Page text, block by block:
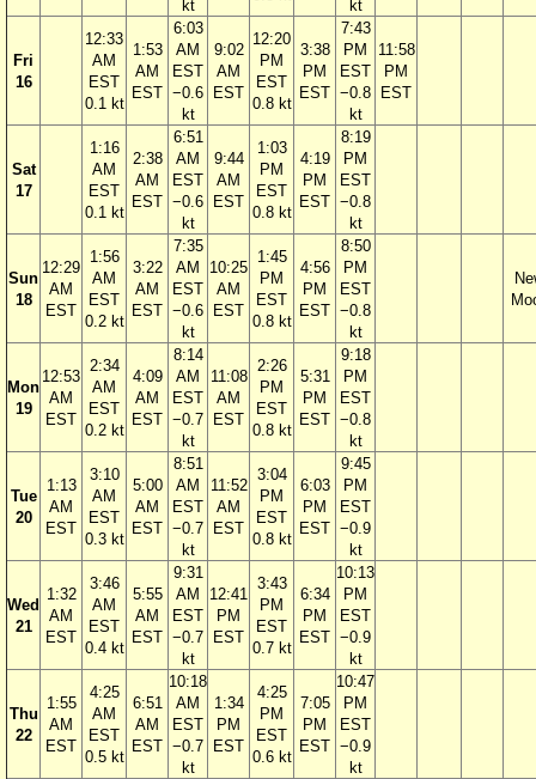
kt
kt
Fri
16
12:33
AM
EST
0.1 kt
1:53
AM
EST
6:03
AM
EST
−0.6
kt
9:02
AM
EST
12:20
PM
EST
0.8 kt
3:38
PM
EST
7:43
PM
EST
−0.8
kt
11:58
PM
EST
Sat
17
1:16
AM
EST
0.1 kt
2:38
AM
EST
6:51
AM
EST
−0.6
kt
9:44
AM
EST
1:03
PM
EST
0.8 kt
4:19
PM
EST
8:19
PM
EST
−0.8
kt
Sun
18
12:29
AM
EST
1:56
AM
EST
0.2 kt
3:22
AM
EST
7:35
AM
EST
−0.6
kt
10:25
AM
EST
1:45
PM
EST
0.8 kt
4:56
PM
EST
8:50
PM
EST
−0.8
kt
Mon
19
12:53
AM
EST
2:34
AM
EST
0.2 kt
4:09
AM
EST
8:14
AM
EST
−0.7
kt
11:08
AM
EST
2:26
PM
EST
0.8 kt
5:31
PM
EST
9:18
PM
EST
−0.8
kt
Tue
20
1:13
AM
EST
3:10
AM
EST
0.3 kt
5:00
AM
EST
8:51
AM
EST
−0.7
kt
11:52
AM
EST
3:04
PM
EST
0.8 kt
6:03
PM
EST
9:45
PM
EST
−0.9
kt
Wed
21
1:32
AM
EST
3:46
AM
EST
0.4 kt
5:55
AM
EST
9:31
AM
EST
−0.7
kt
12:41
PM
EST
3:43
PM
EST
0.7 kt
6:34
PM
EST
10:13
PM
EST
−0.9
kt
Thu
22
1:55
AM
EST
4:25
AM
EST
0.5 kt
6:51
AM
EST
10:18
AM
EST
−0.7
kt
1:34
PM
EST
4:25
PM
EST
0.6 kt
7:05
PM
EST
10:47
PM
EST
−0.9
kt